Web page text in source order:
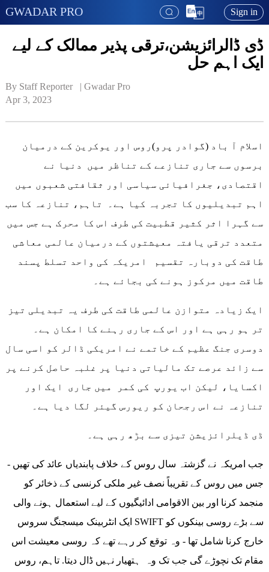
GWADAR PRO Sign in
ڈی ڈالرائزیشن،ترقی پذیر ممالک کے لیے
ایک اہم حل
By Staff Reporter   | Gwadar Pro
Apr 3, 2023
برسوں سے جاری تنازعے کے تناظر میں دنیا نے
اقتصادی، جغرافیائی سیاسی اور ثقافتی شعبوں میں
اہم تبدیلیوں کا تجربہ کیا ہے۔ تاہم، تنازعہ کا سب
سے گہرا اثر کثیر قطبیت کی طرف اس کا محرک ہے جس میں
متعدد ترقی یافتہ معیشتوں کے درمیان عالمی معاشی
طاقت کی دوبارہ تقسیم امریکہ کی واحد تسلط پسند
طاقت میں مرکوز ہونے کی بجائے ہے۔
ایک زیادہ متوازن عالمی طاقت کی طرف یہ تبدیلی تیز
تر ہو رہی ہے اور اس کے جاری رہنے کا امکان ہے۔
دوسری جنگ عظیم کے خاتمے نے امریکی ڈالر کو اسی سال
سے زائد عرصے تک مالیاتی دنیا پر غلبہ حاصل کرنے پر
اکسایا، لیکن اب یورپ کی کمر میں جاری ایک اور
تنازعہ نے اس رجحان کو ریورس گیئر لگا دیا ہے۔
ڈی ڈیلرائزیشن تیزی سے بڑھ رہی ہے۔
جب امریکہ نے گزشتہ سال روس کے خلاف پابندیاں عائد کی تھیں -
جس میں روس کے تقریباً نصف غیر ملکی کرنسی کے ذخائر کو
منجمد کرنا اور بین الاقوامی ادائیگیوں کے لیے استعمال ہونے والی
ایک انٹربینک میسجنگ سروس SWIFT سے بڑے روسی بینکوں کو
خارج کرنا شامل تھا - وہ توقع کر رہے تھے کہ روسی معیشت اس
مقام تک نچوڑے گی جب تک وہ ہتھیار نہیں ڈال دیتا. تاہم، روس